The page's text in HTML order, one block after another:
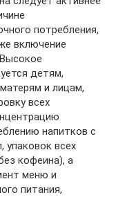
потребле­ния,
включение
детям,
и лицам,
всех
напитков с
всех
кофеина), а
меню и
питания,